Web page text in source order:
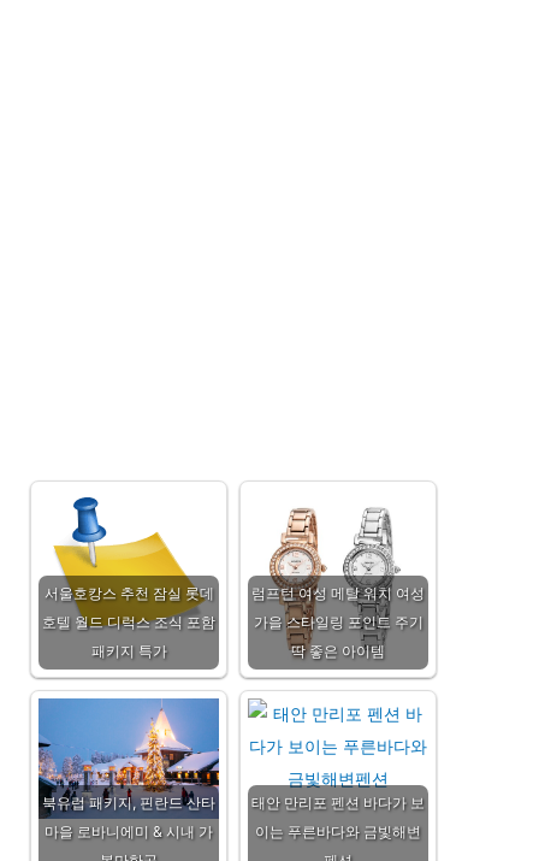
서울호캉스 추천 잠실 롯데
호텔 월드 디럭스 조식 포함
패키지 특가
럼프턴 여성 메탈 워치 여성
가을 스타일링 포인트 주기
딱 좋은 아이템
북유럽 패키지, 핀란드 산타
마을 로바니에미 & 시내 가
태안 만리포 펜션 바다가 보
이는 푸른바다와 금빛해변